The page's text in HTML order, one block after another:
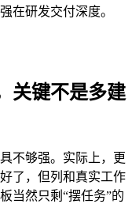
在研发交付深度。
关键不是多建
不够强。实际上，更
了，但列和真实工作
当然只剩“摆任务”的